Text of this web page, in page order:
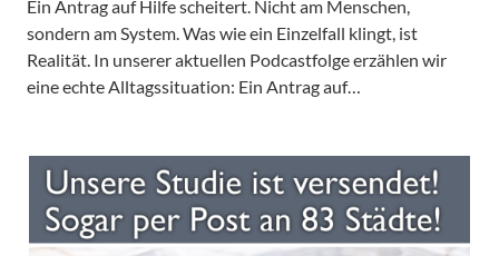
Ein Antrag auf Hilfe scheitert. Nicht am Menschen,
sondern am System. Was wie ein Einzelfall klingt, ist
Realität. In unserer aktuellen Podcastfolge erzählen wir
eine echte Alltagssituation: Ein Antrag auf…